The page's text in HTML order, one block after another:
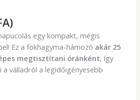
egy kompakt, mégis
Ez a fokhagyma-hámozó akár 25
megtisztítani óránként, így
válladról a legidőigényesebb